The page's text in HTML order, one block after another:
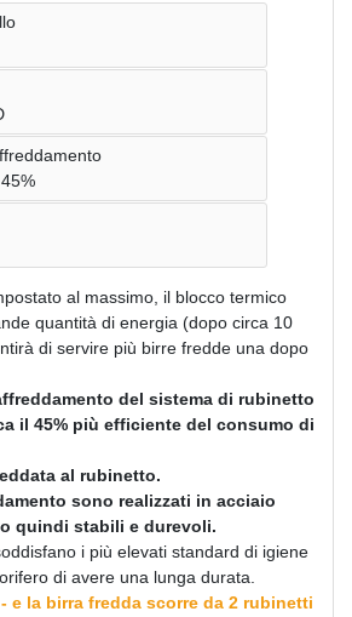
al massimo, il blocco termico
quantità di energia (dopo circa 10
di servire più birre fredde una dopo
del sistema di rubinetto
il 45% più efficiente del consumo di
al rubinetto.
sono realizzati in acciaio
quindi stabili e durevoli.
i più elevati standard di igiene
di avere una lunga durata.
e la birra fredda scorre da 2 rubinetti